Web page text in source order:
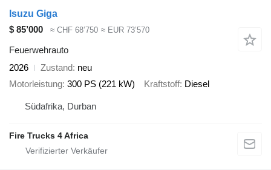
Isuzu Giga
$ 85’000
≈ CHF 68’750 ≈ EUR 73’570
Feuerwehrauto
2026
Zustand neu
Motorleistung 300 PS (221 kW) Kraftstoff Diesel
Südafrika, Durban
Fire Trucks 4 Africa